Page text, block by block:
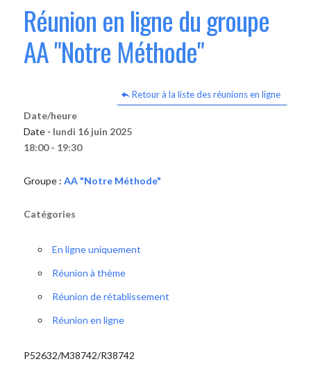
Réunion en ligne du groupe
AA "Notre Méthode"
Retour à la liste des réunions en ligne
Date/heure
Date - lundi 16 juin 2025
18:00 - 19:30
Groupe : AA "Notre Méthode"
Catégories
En ligne uniquement
Réunion à thème
Réunion de rétablissement
Réunion en ligne
P52632/M38742/R38742